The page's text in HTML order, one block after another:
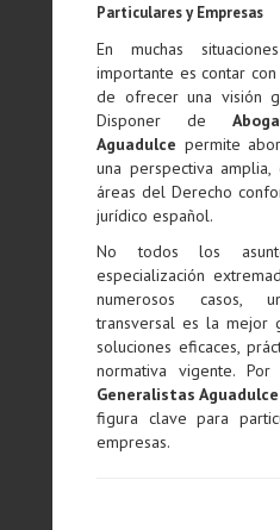
Particulares y Empresas
En muchas
importante es contar
de ofrecer una visión
Disponer de
Aguadulce permite
una perspectiva amplia,
áreas del Derecho
jurídico español.
No todos los
especialización
numerosos casos,
transversal es la mejor
soluciones eficaces,
normativa vigente.
Generalistas Aguadulce
figura clave para
empresas.